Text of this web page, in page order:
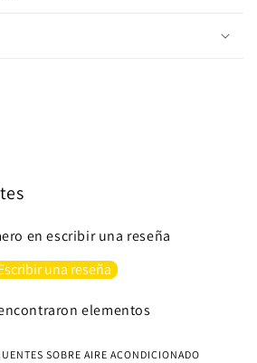
en escribir una reseña
una reseña
elementos
SOBRE AIRE ACONDICIONADO